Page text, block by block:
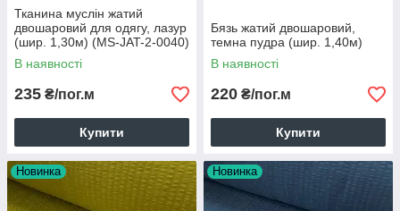
Тканина муслін жатий
двошаровий для одягу, лазур
(шир. 1,30м) (MS-JAT-2-0040)
В наявності
235 ₴/пог.м
Купити
Бязь жатий двошаровий,
темна пудра (шир. 1,40м)
В наявності
220 ₴/пог.м
Купити
Новинка Новинка